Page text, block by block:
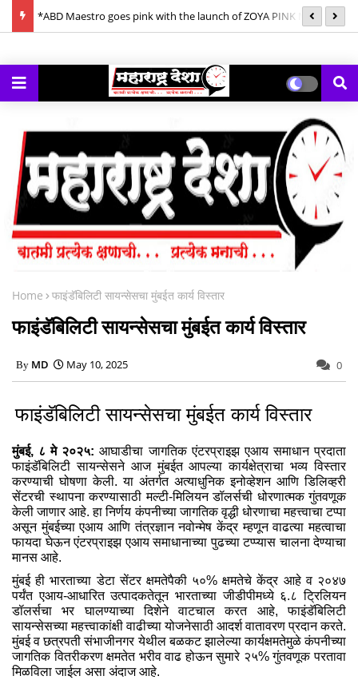
*ABD Maestro goes pink with the launch of ZOYA PINK Mix
Home फाइंडॅबिलिटी सायन्सेसचा मुंबईत कार्य विस्तार
फाइंडॅबिलिटी सायन्सेसचा मुंबईत कार्य विस्तार
MD May 10, 2025 0
फाइंडॅबिलिटी सायन्सेसचा मुंबईत कार्य विस्तार
मुंबई, ८ मे २०२५:आघाडीचा जागतिक एंटरप्राइझ एआय समाधान प्रदाता
फाइंडॅबिलिटी सायन्सेसने आज मुंबईत आपल्या कार्यक्षेत्राचा भव्य विस्तार
करण्याची घोषणा केली. या अंतर्गत अत्याधुनिक इनोव्हेशन आणि डिलिव्हरी
सेंटरची स्थापना करण्यासाठी मल्टी-मिलियन डॉलर्सची धोरणात्मक गुंतवणूक
केली जाणार आहे. हा निर्णय कंपनीच्या जागतिक वृद्धी धोरणाचा महत्त्वाचा टप्पा
असून मुंबईच्या एआय आणि तंत्रज्ञान नवोन्मेष केंद्र म्हणून वाढत्या महत्वाचा
फायदा घेऊन एंटरप्राइझ एआय समाधानाच्या पुढच्या टप्प्यास चालना देण्याचा
मानस आहे.
मुंबई ही भारताच्या डेटा सेंटर क्षमतेपैकी ५०% क्षमतेचे केंद्र आहे व २०४७
पर्यंत एआय-आधारित उत्पादकतेतून भारताच्या जीडीपीमध्ये ६.८ ट्रिलियन
डॉलर्सचा भर घालण्याच्या दिशेने वाटचाल करत आहे, फाइंडॅबिलिटी
सायन्सेसच्या महत्त्वाकांक्षी वाढीच्या योजनेसाठी आदर्श वातावरण प्रदान करते.
मुंबई व छत्रपती संभाजीनगर येथील बळकट झालेल्या कार्यक्षमतेमुळे कंपनीच्या
जागतिक वितरीकरण क्षमतेत भरीव वाढ होऊन सुमारे २५% गुंतवणूक परतावा
मिळविला जाईल असा अंदाज आहे.